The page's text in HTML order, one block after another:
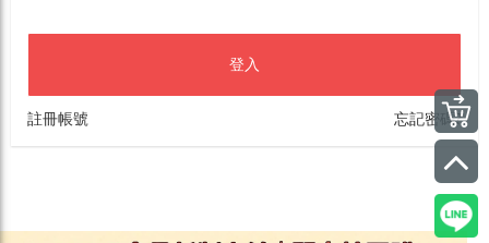
登入
註冊帳號 忘記密碼?